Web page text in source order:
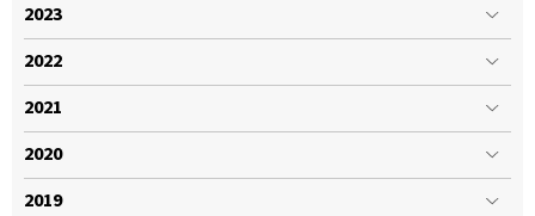
2023
2022
2021
2020
2019